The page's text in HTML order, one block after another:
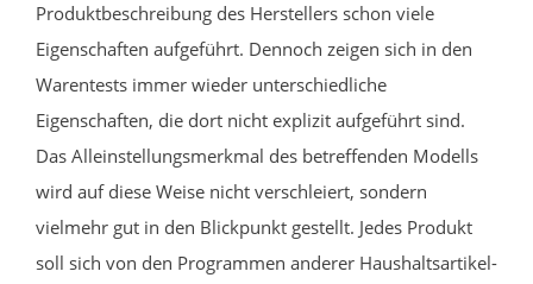
Produktbeschreibung des Herstellers schon viele
Eigenschaften aufgeführt. Dennoch zeigen sich in den
Warentests immer wieder unterschiedliche
Eigenschaften, die dort nicht explizit aufgeführt sind.
Das Alleinstellungsmerkmal des betreffenden Modells
wird auf diese Weise nicht verschleiert, sondern
vielmehr gut in den Blickpunkt gestellt. Jedes Produkt
soll sich von den Programmen anderer Haushaltsartikel-